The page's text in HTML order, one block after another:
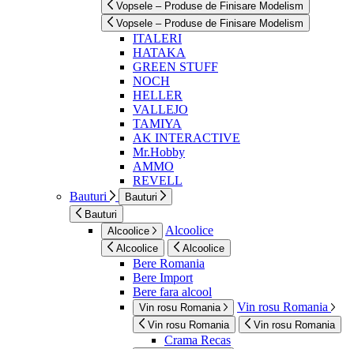
Vopsele – Produse de Finisare Modelism
Vopsele – Produse de Finisare Modelism
ITALERI
HATAKA
GREEN STUFF
NOCH
HELLER
VALLEJO
TAMIYA
AK INTERACTIVE
Mr.Hobby
AMMO
REVELL
Bauturi
Bauturi
Bauturi
Alcoolice
Alcoolice
Alcoolice Alcoolice
Bere Romania
Bere Import
Bere fara alcool
Vin rosu Romania Vin rosu Romania
Vin rosu Romania Vin rosu Romania
Crama Recas